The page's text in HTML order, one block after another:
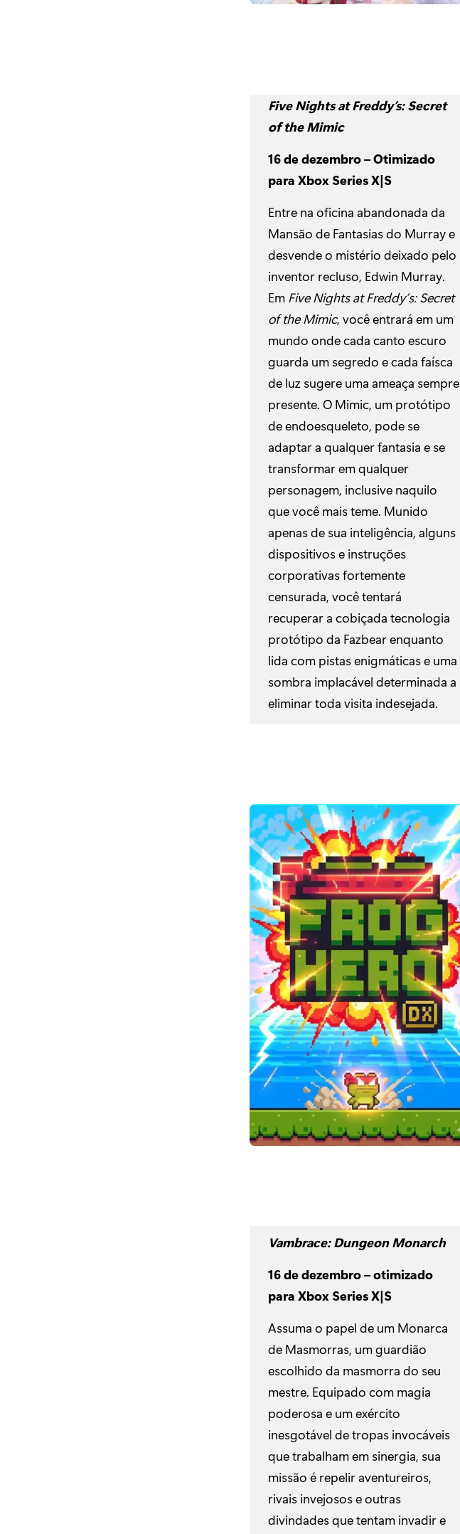
Five Nights at Freddy’s: Secret
of the Mimic
16 de dezembro – Otimizado
para Xbox Series X|S
Entre na oficina abandonada da
Mansão de Fantasias do Murray e
desvende o mistério deixado pelo
inventor recluso, Edwin Murray.
Em Five Nights at Freddy’s: Secret
of the Mimic, você entrará em um
mundo onde cada canto escuro
guarda um segredo e cada faísca
de luz sugere uma ameaça sempre
presente. O Mimic, um protótipo
de endoesqueleto, pode se
adaptar a qualquer fantasia e se
transformar em qualquer
personagem, inclusive naquilo
que você mais teme. Munido
apenas de sua inteligência, alguns
dispositivos e instruções
corporativas fortemente
censurada, você tentará
recuperar a cobiçada tecnologia
protótipo da Fazbear enquanto
lida com pistas enigmáticas e uma
sombra implacável determinada a
eliminar toda visita indesejada.
Vambrace: Dungeon Monarch
16 de dezembro – otimizado
para Xbox Series X|S
Assuma o papel de um Monarca
de Masmorras, um guardião
escolhido da masmorra do seu
mestre. Equipado com magia
poderosa e um exército
inesgotável de tropas invocáveis
que trabalham em sinergia, sua
missão é repelir aventureiros,
rivais invejosos e outras
divindades que tentam invadir e